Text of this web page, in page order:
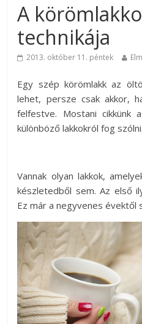
A
technikája
2013. október 11. péntek
Egy szép körömlakk az
lehet, persze csak akkor,
felfestve. Mostani cikkünk
különböző lakkokról fog szólni.
Vannak olyan lakkok,
készletedből sem. Az első
Ez már a negyvenes évektől